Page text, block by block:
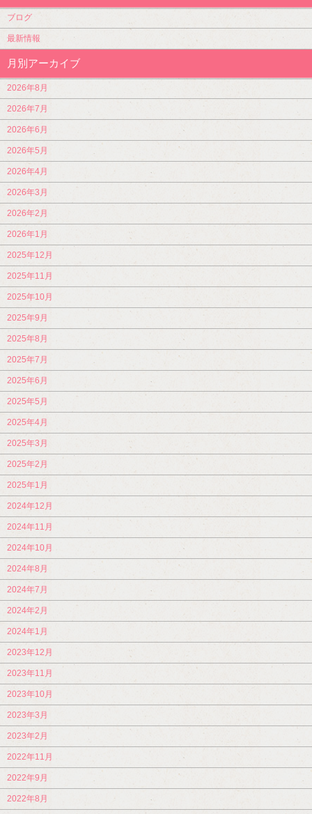
ブログ
最新情報
月別アーカイブ
2026年8月
2026年7月
2026年6月
2026年5月
2026年4月
2026年3月
2026年2月
2026年1月
2025年12月
2025年11月
2025年10月
2025年9月
2025年8月
2025年7月
2025年6月
2025年5月
2025年4月
2025年3月
2025年2月
2025年1月
2024年12月
2024年11月
2024年10月
2024年8月
2024年7月
2024年2月
2024年1月
2023年12月
2023年11月
2023年10月
2023年3月
2023年2月
2022年11月
2022年9月
2022年8月